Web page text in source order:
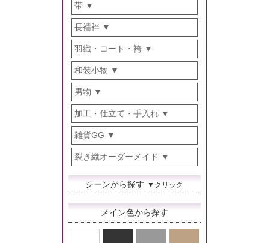
帯
長襦袢
羽織・コート・袴
和装小物
男物
加工・仕立て・手入れ
雑貨GG
裂き織オーダーメイド
シーンから探す ▼クリック
メイン色から探す